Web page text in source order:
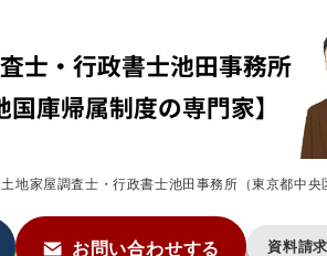
地家屋調査士・行政書士池田事務所（東京都中
お問い合わせする 資料請